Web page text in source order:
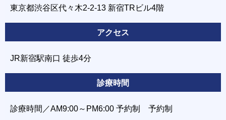
東京都渋谷区代々木2-2-13 新宿TRビル4階
アクセス
JR新宿駅南口 徒歩4分
診療時間
診療時間／AM9:00～PM6:00 予約制 予約制